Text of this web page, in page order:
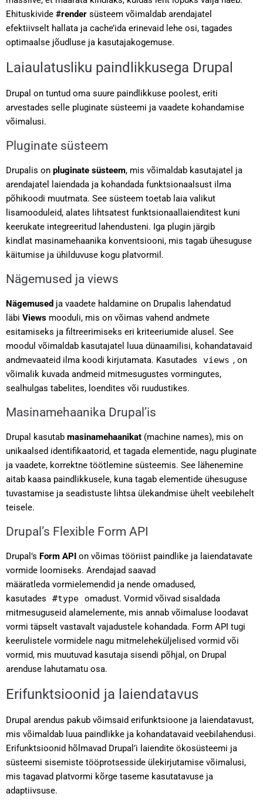
Ehituskivide #render süsteem võimaldab arendajatel
efektiivselt hallata ja cache’ida erinevaid lehe osi, tagades
optimaalse jõudluse ja kasutajakogemuse.
Laiaulatusliku paindlikkusega Drupal
Drupal on tuntud oma suure paindlikkuse poolest, eriti
arvestades selle pluginate süsteemi ja vaadete kohandamise
võimalusi.
Pluginate süsteem
Drupalis on pluginate süsteem, mis võimaldab kasutajatel ja
arendajatel laiendada ja kohandada funktsionaalsust ilma
põhikoodi muutmata. See süsteem toetab laia valikut
lisamooduleid, alates lihtsatest funktsionaallaienditest kuni
keerukate integreeritud lahendusteni. Iga plugin järgib
kindlat masinamehaanika konventsiooni, mis tagab ühesuguse
käitumise ja ühilduvuse kogu platvormil.
Nägemused ja views
Nägemused ja vaadete haldamine on Drupalis lahendatud
läbi Views mooduli, mis on võimas vahend andmete
esitamiseks ja filtreerimiseks eri kriteeriumide alusel. See
moodul võimaldab kasutajatel luua dünaamilisi, kohandatavaid
andmevaateid ilma koodi kirjutamata. Kasutades
views , on
võimalik kuvada andmeid mitmesugustes vormingutes,
sealhulgas tabelites, loendites või ruudustikes.
Masinamehaanika Drupal’is
Drupal kasutab masinamehaanikat (machine names), mis on
unikaalsed identifikaatorid, et tagada elementide, nagu pluginate
ja vaadete, korrektne töötlemine süsteemis. See lähenemine
aitab kaasa paindlikkusele, kuna tagab elementide ühesuguse
tuvastamise ja seadistuste lihtsa ülekandmise ühelt veebilehelt
teisele.
Drupal’s Flexible Form API
Drupal’s Form API on võimas tööriist paindlike ja laiendatavate
vormide loomiseks. Arendajad saavad
määratleda vormielemendid ja nende omadused,
kasutades
#type omadust. Vormid võivad sisaldada
mitmesuguseid alamelemente, mis annab võimaluse loodavat
vormi täpselt vastavalt vajadustele kohandada. Form API tugi
keerulistele vormidele nagu mitmeleheküljelised vormid või
vormid, mis muutuvad kasutaja sisendi põhjal, on Drupal
arenduse lahutamatu osa.
Erifunktsioonid ja laiendatavus
Drupal arendus pakub võimsaid erifunktsioone ja laiendatavust,
mis võimaldab luua paindlikke ja kohandatavaid veebilahendusi.
Erifunktsioonid hõlmavad Drupal’i laiendite ökosüsteemi ja
süsteemi sisemiste tööprotsesside ülekirjutamise võimalusi,
mis tagavad platvormi kõrge taseme kasutatavuse ja
adaptiivsuse.